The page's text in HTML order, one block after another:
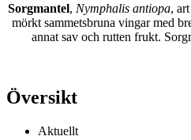
Sorgmantel, Nymphalis antiopa,
mörkt sammetsbruna vingar med
annat sav och rutten frukt.
Översikt
Aktuellt